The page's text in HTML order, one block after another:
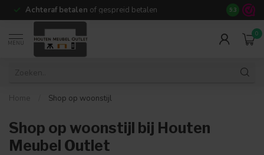
Achteraf betalen of gespreid betalen 14 dagen
9.3
MENU
0
Home Shop op woonstijl
Shop op woonstijl bij Houten
Meubel Outlet